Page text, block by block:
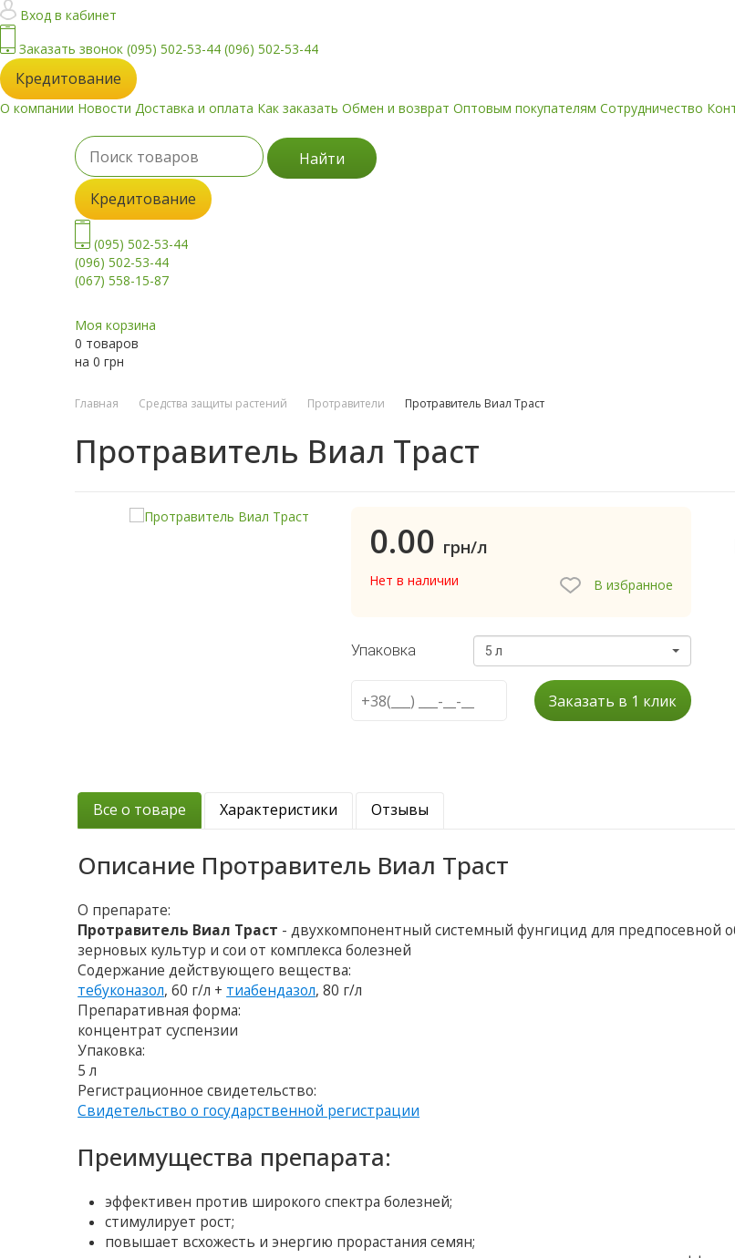
Вход в кабинет
Заказать звонок (095) 502-53-44 (096) 502-53-44
Кредитование
О компании Новости Доставка и оплата Как заказать Обмен и возврат Оптовым покупателям Сотрудничество
Найти
Кредитование
(095) 502-53-44
(096) 502-53-44
(067) 558-15-87
Моя корзина
0 товаров
на 0 грн
Главная Средства защиты растений Протравители Протравитель Виал Траст
Протравитель Виал Траст
0.00 грн/л
Нет в наличии В избранное
Упаковка 5 л
Заказать в 1 клик
Все о товаре Характеристики Отзывы
Описание Протравитель Виал Траст
О препарате:
Протравитель Виал Траст - двухкомпонентный системный фунгицид для предпосевной
зерновых культур и сои от комплекса болезней
Содержание действующего вещества:
тебуконазол, 60 г/л + тиабендазол, 80 г/л
Препаративная форма:
концентрат суспензии
Упаковка:
5 л
Регистрационное свидетельство:
Свидетельство о государственной регистрации
Преимущества препарата:
эффективен против широкого спектра болезней;
стимулирует рост;
повышает всхожесть и энергию прорастания семян;